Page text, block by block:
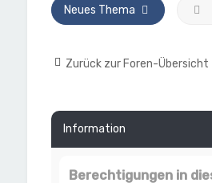
Neues Thema
Zurück zur Foren-Übersicht
Information
Berechtigungen in